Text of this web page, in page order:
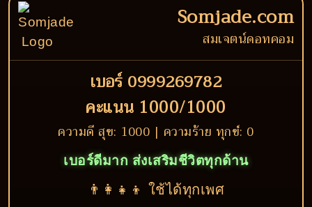
Somjade.com
สมเจตน์ดอทคอม
เบอร์ 0999269782
คะแนน 1000/1000
ความดี สุข: 1000 | ความร้าย ทุกข์: 0
เบอร์ดีมาก ส่งเสริมชีวิตทุกด้าน
👨‍👩‍👧‍👦 ใช้ได้ทุกเพศ